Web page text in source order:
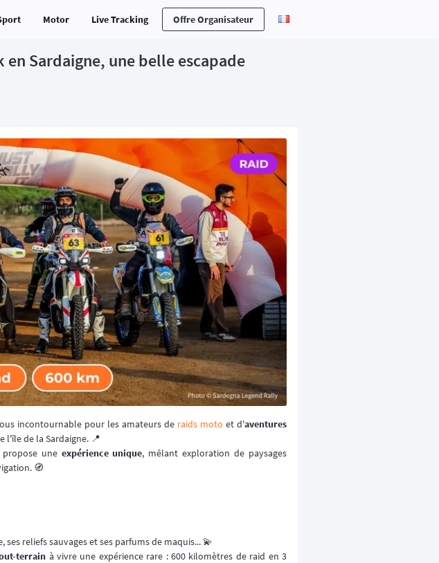
Motor Live Tracking Offre Organisateur
Sardaigne, une belle escapade
incontournable pour les amateurs de raids moto et d'aventures
l'île de la Sardaigne. 📍
propose une expérience unique, mêlant exploration de paysages
🧭
ses reliefs sauvages et ses parfums de maquis... 💫
terrain à vivre une expérience rare : 600 kilomètres de raid en 3